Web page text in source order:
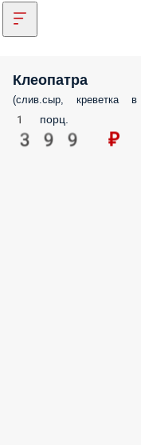
Клеопатра
(слив.сыр,
1 порц.
399 ₽